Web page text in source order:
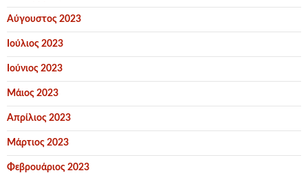
Αύγουστος 2023
Ιούλιος 2023
Ιούνιος 2023
Μάιος 2023
Απρίλιος 2023
Μάρτιος 2023
Φεβρουάριος 2023